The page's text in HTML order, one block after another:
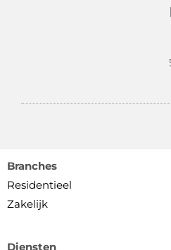
Branches
Residentieel
Zakelijk
Diensten